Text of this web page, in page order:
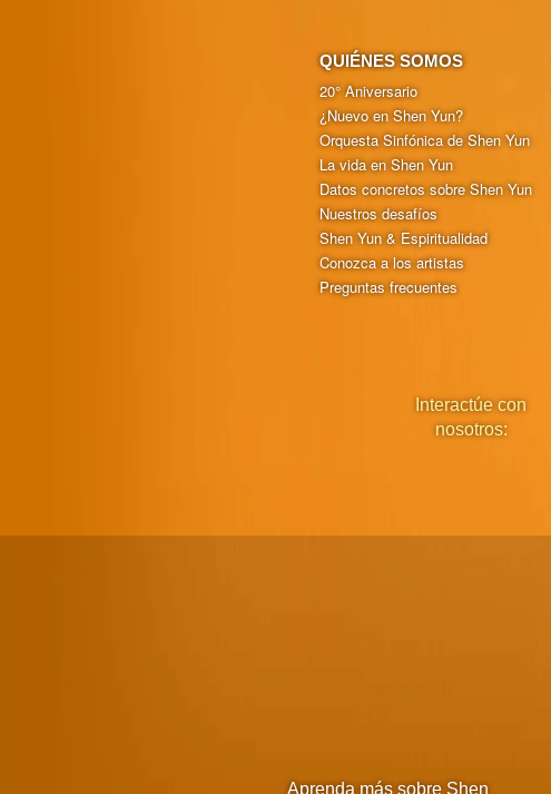
QUIÉNES SOMOS
20° Aniversario
¿Nuevo en Shen Yun?
Orquesta Sinfónica de Shen Yun
La vida en Shen Yun
Datos concretos sobre Shen Yun
Nuestros desafíos
Shen Yun & Espiritualidad
Conozca a los artistas
Preguntas frecuentes
Interactúe con
nosotros:
Aprenda más sobre Shen